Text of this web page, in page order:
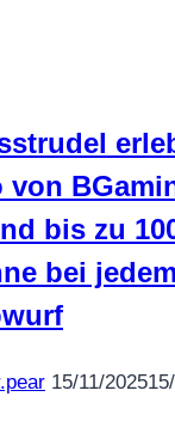
Casino
World
with
Winspirit
for
Consistent
von
bis zu
bei jedem
15/11/2025